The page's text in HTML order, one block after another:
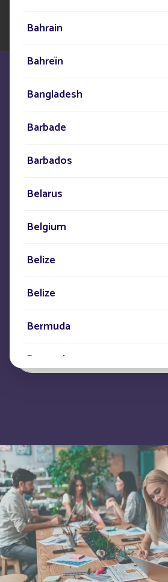
Nous sommes à votre
répondre à vos
+33 (0)5 53
Décrivez-nous
Bahrain
Bahreïn
Bangladesh
Barbade
Barbados
Belarus
Belgium
Belize
Belize
Bermuda
Bermudes
Bonaire, Saint-Eustache et
Bonaire, Sint Eustatius and
Bosnia and Herzegovina
Botswana